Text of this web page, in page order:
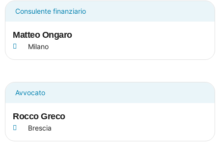
Consulente finanziario
Matteo Ongaro
Milano
Avvocato
Rocco Greco
Brescia